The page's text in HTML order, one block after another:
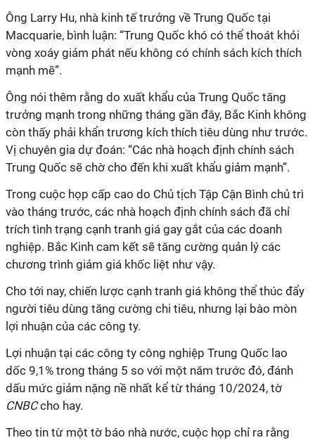
Ông Larry Hu, nhà kinh tế trưởng về Trung Quốc tại
Macquarie, bình luận: “Trung Quốc khó có thể thoát khỏi
vòng xoáy giảm phát nếu không có chính sách kích thích
mạnh mẽ”.
Ông nói thêm rằng do xuất khẩu của Trung Quốc tăng
trưởng mạnh trong những tháng gần đây, Bắc Kinh không
còn thấy phải khẩn trương kích thích tiêu dùng như trước.
Vị chuyên gia dự đoán: “Các nhà hoạch định chính sách
Trung Quốc sẽ chờ cho đến khi xuất khẩu giảm mạnh”.
Trong cuộc họp cấp cao do Chủ tịch Tập Cận Bình chủ trì
vào tháng trước, các nhà hoạch định chính sách đã chỉ
trích tình trạng cạnh tranh giá gay gắt của các doanh
nghiệp. Bắc Kinh cam kết sẽ tăng cường quản lý các
chương trình giảm giá khốc liệt như vậy.
Cho tới nay, chiến lược cạnh tranh giá không thể thúc đẩy
người tiêu dùng tăng cường chi tiêu, nhưng lại bào mòn
lợi nhuận của các công ty.
Lợi nhuận tại các công ty công nghiệp Trung Quốc lao
dốc 9,1% trong tháng 5 so với một năm trước đó, đánh
dấu mức giảm nặng nề nhất kể từ tháng 10/2024, tờ
CNBCcho hay.
Theo tin từ một tờ báo nhà nước, cuộc họp chỉ ra rằng